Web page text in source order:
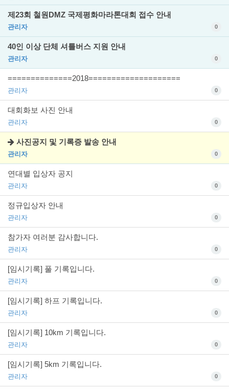
제23회 철원DMZ 국제평화마라톤대회 접수 안내
관리자 0
40인 이상 단체 셔틀버스 지원 안내
관리자 0
==============2018====================
관리자 0
대회화보 사진 안내
관리자 0
사진공지 및 기록증 발송 안내
관리자 0
연대별 입상자 공지
관리자 0
정규입상자 안내
관리자 0
참가자 여러분 감사합니다.
관리자 0
[임시기록] 풀 기록입니다.
관리자 0
[임시기록] 하프 기록입니다.
관리자 0
[임시기록] 10km 기록입니다.
관리자 0
[임시기록] 5km 기록입니다.
관리자 0